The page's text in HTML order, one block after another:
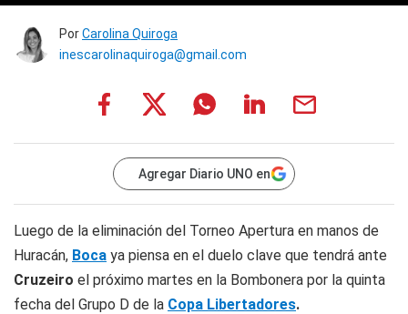
PorCarolina Quiroga
inescarolinaquiroga@gmail.com
Agregar Diario UNO en
Luego de la eliminación del Torneo Apertura en manos de
Huracán, Boca ya piensa en el duelo clave que tendrá ante
Cruzeiro el próximo martes en la Bombonera por la quinta
fecha del Grupo D de la Copa Libertadores.